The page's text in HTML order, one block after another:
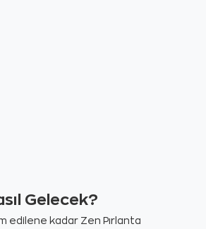
Gelecek?
edilene kadar Zen Pırlanta